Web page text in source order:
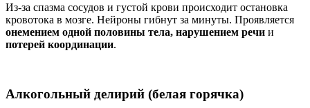
Из-за спазма сосудов и густой крови происходит остановка
кровотока в мозге. Нейроны гибнут за минуты. Проявляется
онемением одной половины тела, нарушением речи и
потерей координации.
Алкогольный делирий (белая горячка)